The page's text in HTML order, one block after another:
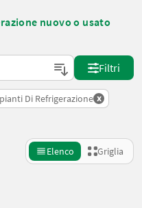
nuovo o usato
Filtri
Di Refrigerazione x
Elenco Griglia